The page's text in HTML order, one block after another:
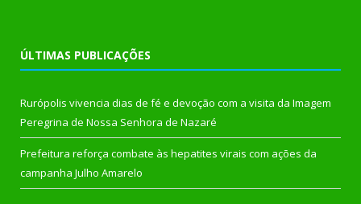
ÚLTIMAS PUBLICAÇÕES
Rurópolis vivencia dias de fé e devoção com a visita da Imagem
Peregrina de Nossa Senhora de Nazaré
Prefeitura reforça combate às hepatites virais com ações da
campanha Julho Amarelo